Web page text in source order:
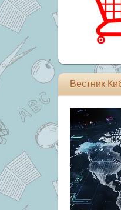
Вестник